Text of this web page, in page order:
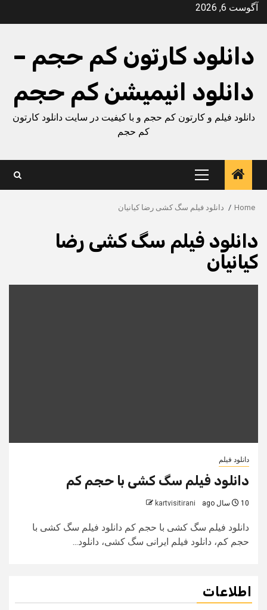
Skipآگوست 6, 2026
دانلود کارتون کم حجم –
دانلود انیمیشن کم حجم
دانلود فیلم و کارتون کم حجم و با کیفیت در سایت دانلود کارتون
کم حجم
Primary
Menu
Home دانلود فیلم سگ کشی رضا کیانیان
دانلود فیلم سگ کشی رضا
کیانیان
دانلود فیلم
دانلود فیلم سگ کشی با حجم کم
10 سال ago kartvisitirani
دانلود فیلم سگ کشی با حجم کم دانلود فیلم سگ کشی با
حجم کم، دانلود فیلم ایرانی سگ کشی، دانلود...
اطلاعات